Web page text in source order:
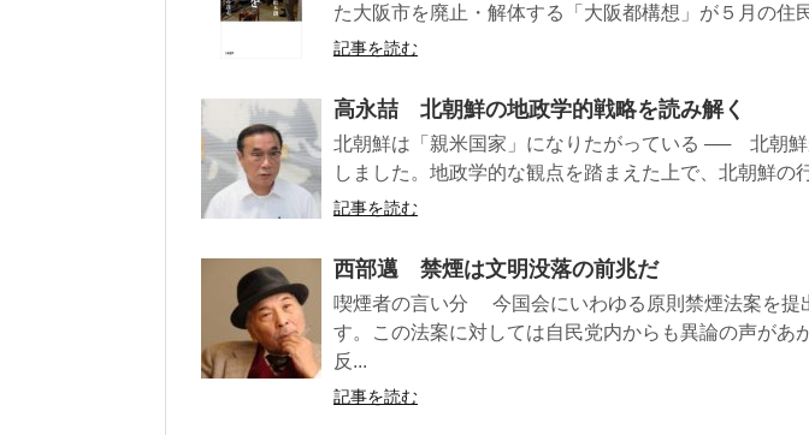
た大阪市を廃止・解体する「大阪都構想」が５月の住
記事を読む
高永喆 北朝鮮の地政学的戦略を読み解く
北朝鮮は「親米国家」になりたがっている ── 北朝
しました。地政学的な観点を踏まえた上で、北朝鮮の
記事を読む
西部邁 禁煙は文明没落の前兆だ
喫煙者の言い分 今国会にいわゆる原則禁煙法案を提
す。この法案に対しては自民党内からも異論の声があ
反...
記事を読む